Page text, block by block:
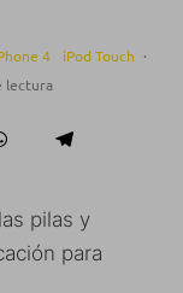
4 iPod Touch ·
lectura
pilas y
para